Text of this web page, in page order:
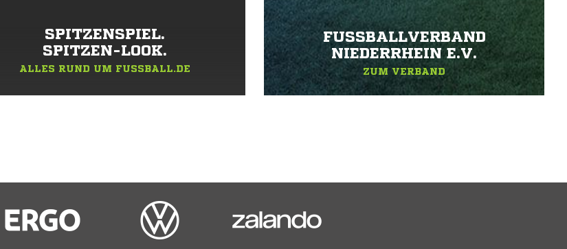
SPITZENSPIEL.
SPITZEN-LOOK.
ALLES RUND UM FUSSBALL.DE
FUSSBALLVERBAND N
IEDERRHEIN E.V.
ZUM VERBAND